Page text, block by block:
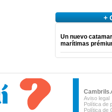
+
Un nuevo
marítimas
Aviso legal
Política de
Política de